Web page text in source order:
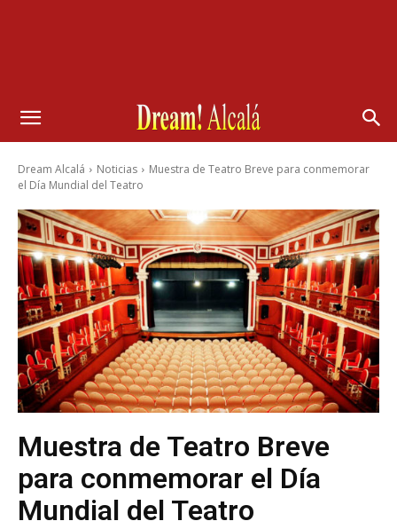
Dream Alcalá Noticias
Muestra de Teatro Breve para conmemorar
el Día Mundial del Teatro
Muestra de Teatro Breve
para conmemorar el Día
Mundial del Teatro